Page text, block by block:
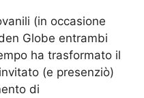
(in occasione
Globe entrambi
ha trasformato il
(e presenziò)
di